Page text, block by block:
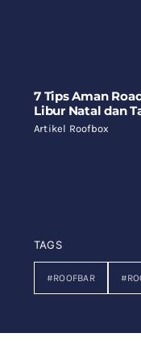
7 Tips Aman
Libur Natal dan
Artikel Roofbox
TAGS
#ROOFBAR